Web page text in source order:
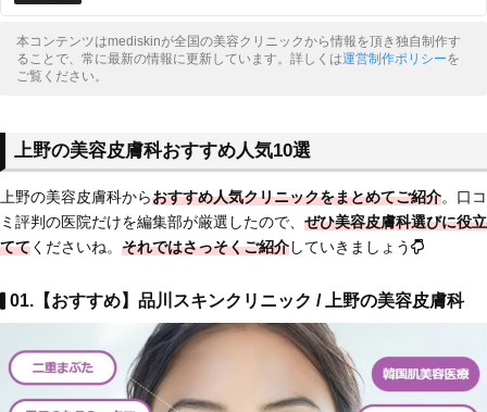
本コンテンツはmediskinが全国の美容クリニックから情報を頂き独自制作す
ることで、常に最新の情報に更新しています。詳しくは運営制作ポリシーを
ご覧ください。
上野の美容皮膚科おすすめ人気10選
上野の美容皮膚科からおすすめ人気クリニックをまとめてご紹介。口コ
ミ評判の医院だけを編集部が厳選したので、 ぜひ美容皮膚科選びに役立
ててくださいね。 それではさっそくご紹介していきましょう
01.【おすすめ】品川スキンクリニック / 上野の美容皮膚科